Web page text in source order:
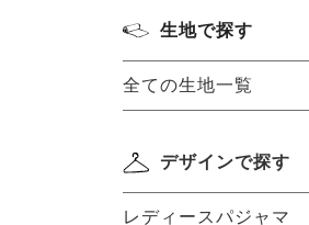
生地で探す
全ての生地一覧
デザインで探す
レディースパジャマ